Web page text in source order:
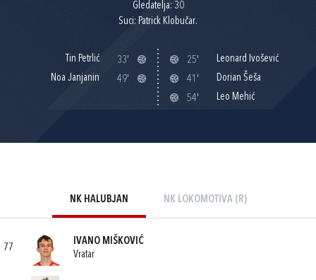
Gledatelja: 30
Suci: Patrick Klobučar.
Tin Petrlić
33'
Noa Janjanin
49'
25'
Leonard Ivošević
41'
Dorian Šeša
54'
Leo Mehić
NK HALUBJAN NK LOKOMOTIVA (R)
77
IVANO MIŠKOVIĆ
Vratar